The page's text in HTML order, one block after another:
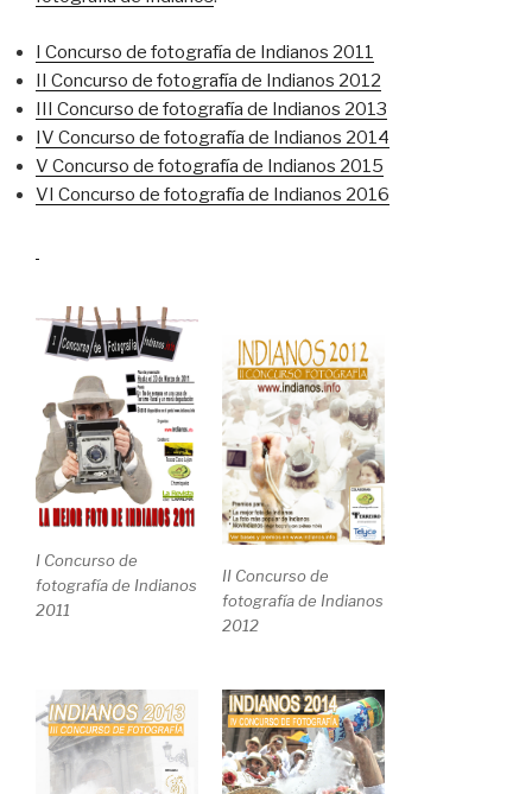
I Concurso de fotografía de Indianos 2011
II Concurso de fotografía de Indianos 2012
III Concurso de fotografía de Indianos 2013
IV Concurso de fotografía de Indianos 2014
V Concurso de fotografía de Indianos 2015
VI Concurso de fotografía de Indianos 2016
I Concurso de
fotografía de Indianos
2011
II Concurso de
fotografía de Indianos
2012